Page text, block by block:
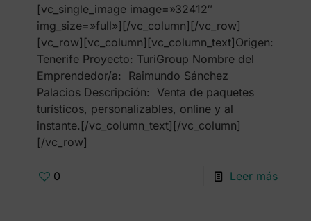
[vc_single_image image=»32412″
img_size=»full»][/vc_column][/vc_row]
[vc_row][vc_column][vc_column_text]Origen:
Tenerife Proyecto: TuriGroup Nombre del
Emprendedor/a: Raimundo Sánchez
Palacios Descripción: Venta de paquetes
turísticos, personalizables, online y al
instante.[/vc_column_text][/vc_column]
[/vc_row]
0 Leer más